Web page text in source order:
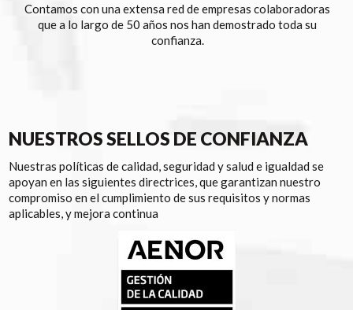
Contamos con una extensa red de empresas colaboradoras
que a lo largo de 50 años nos han demostrado toda su
confianza.
NUESTROS SELLOS DE CONFIANZA
Nuestras políticas de calidad, seguridad y salud e igualdad se
apoyan en las siguientes directrices, que garantizan nuestro
compromiso en el cumplimiento de sus requisitos y normas
aplicables, y mejora continua